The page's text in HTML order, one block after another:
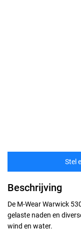
Stel
Beschrijving
De M-Wear Warwick
gelaste naden en
wind en water.